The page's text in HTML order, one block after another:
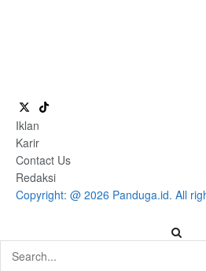
Iklan
Karir
Contact Us
Redaksi
Copyright: @ 2026 Panduga.id. All